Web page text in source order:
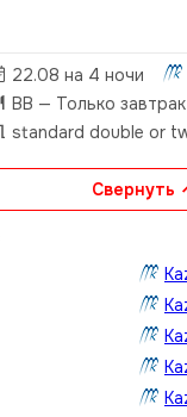
22.08 на 4 ночи
BB — Только завтрак
standard double or
Свернуть